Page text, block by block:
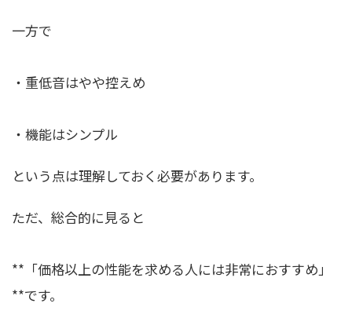
一方で
・重低音はやや控えめ
・機能はシンプル
という点は理解しておく必要があります。
ただ、総合的に見ると
**「価格以上の性能を求める人には非常におすすめ」
**です。